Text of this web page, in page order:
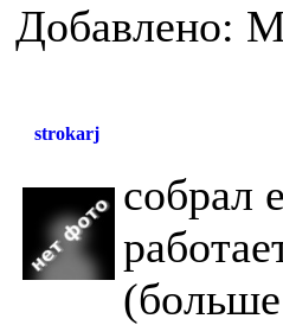
Добавлено:
strokarj
собрал
(больше